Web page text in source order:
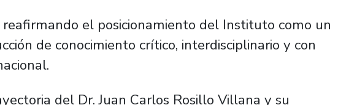
reafirmando el posicionamiento del Instituto como un
de conocimiento crítico, interdisciplinario y con
del Dr. Juan Carlos Rosillo Villana y su